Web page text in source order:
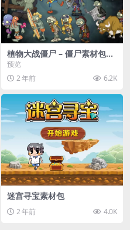
植物大战僵尸 – 僵尸素材包
【可预览】
预览
2 年前
6.2K
迷宫寻宝素材包
2 年前 4.0K